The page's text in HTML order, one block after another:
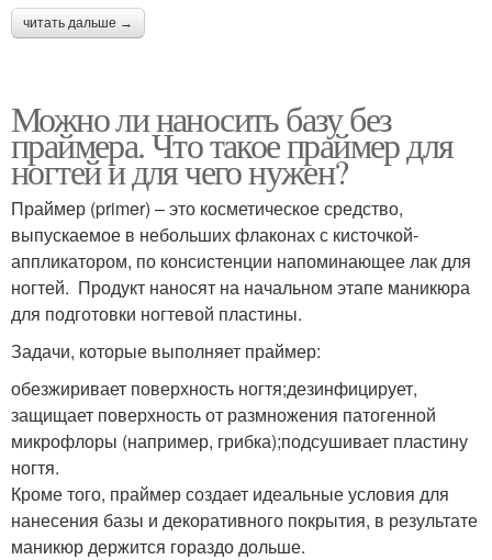
читать дальше →
Можно ли наносить базу без
праймера. Что такое праймер для
ногтей и для чего нужен?
Праймер (primer) – это косметическое средство,
выпускаемое в небольших флаконах с кисточкой-
аппликатором, по консистенции напоминающее лак для
ногтей. Продукт наносят на начальном этапе маникюра
для подготовки ногтевой пластины.
Задачи, которые выполняет праймер:
обезжиривает поверхность ногтя;дезинфицирует,
защищает поверхность от размножения патогенной
микрофлоры (например, грибка);подсушивает пластину
ногтя.
Кроме того, праймер создает идеальные условия для
нанесения базы и декоративного покрытия, в результате
маникюр держится гораздо дольше.